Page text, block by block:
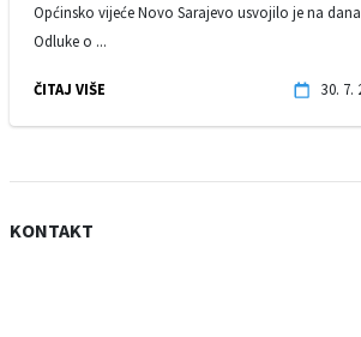
Općinsko vijeće Novo Sarajevo usvojilo je na
Odluke o ...
ČITAJ VIŠE 30. 7.
KONTAKT